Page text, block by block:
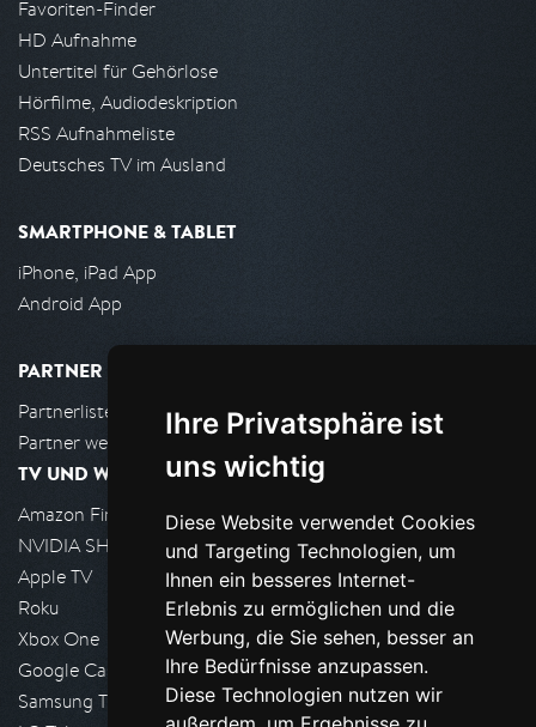
Ihre Privatsphäre ist
uns wichtig
Diese Website verwendet Cookies
und Targeting Technologien, um
Ihnen ein besseres Internet-
Erlebnis zu ermöglichen und die
Werbung, die Sie sehen, besser an
Ihre Bedürfnisse anzupassen.
Diese Technologien nutzen wir
Favoriten-Finder
HD Aufnahme
Untertitel für Gehörlose
Hörfilme, Audiodeskription
RSS Aufnahmeliste
Deutsches TV im Ausland
SMARTPHONE & TABLET
iPhone, iPad App
Android App
PARTNER
Partnerliste
Partner werden
TV UND WOHNZIMMER
Amazon FireTV
NVIDIA SHIELD, Google TV
Apple TV
Roku
Xbox One
Google Cast
Samsung TV